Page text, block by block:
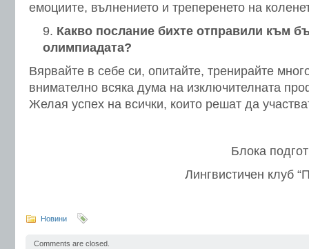
емоциите, вълнението и треперенето на
Какво послание бихте отправили към
олимпиадата?
Вярвайте в себе си, опитайте, тренирайте
внимателно всяка дума на изключителната
Желая успех на всички, които решат да
Блока
Лингвистичен клуб
Новини
Comments are closed.